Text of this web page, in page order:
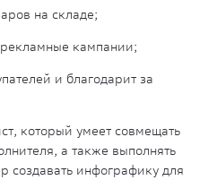
на складе;
кампании;
и благодарит за
который умеет совмещать
а также выполнять
создавать инфографику для